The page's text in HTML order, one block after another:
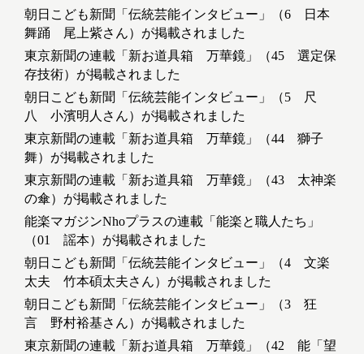
朝日こども新聞「伝統芸能インタビュー」（6 日本
舞踊 尾上紫さん）が掲載されました
東京新聞の連載「新お道具箱 万華鏡」（45 選定保
存技術）が掲載されました
朝日こども新聞「伝統芸能インタビュー」（5 尺
八 小濱明人さん）が掲載されました
東京新聞の連載「新お道具箱 万華鏡」（44 獅子
舞）が掲載されました
東京新聞の連載「新お道具箱 万華鏡」（43 太神楽
の傘）が掲載されました
能楽マガジンNhoプラスの連載「能楽と職人たち」
（01 謡本）が掲載されました
朝日こども新聞「伝統芸能インタビュー」（4 文楽
太夫 竹本碩太夫さん）が掲載されました
朝日こども新聞「伝統芸能インタビュー」（3 狂
言 野村裕基さん）が掲載されました
東京新聞の連載「新お道具箱 万華鏡」（42 能「望